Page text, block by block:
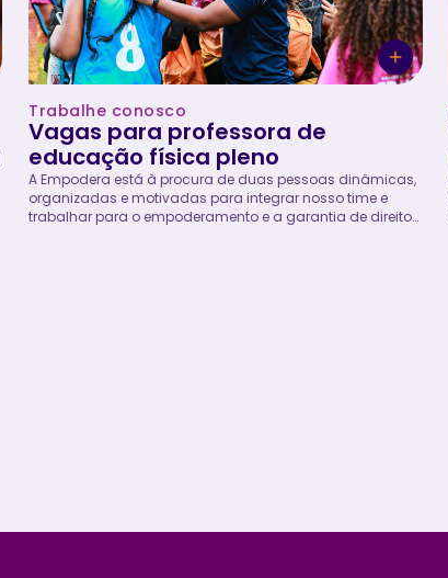
Trabalhe conosco
Vagas para professora de
educação física pleno
A Empodera está à procura de duas pessoas dinâmicas,
organizadas e motivadas para integrar nosso time e
trabalhar para o empoderamento e a garantia de direitos